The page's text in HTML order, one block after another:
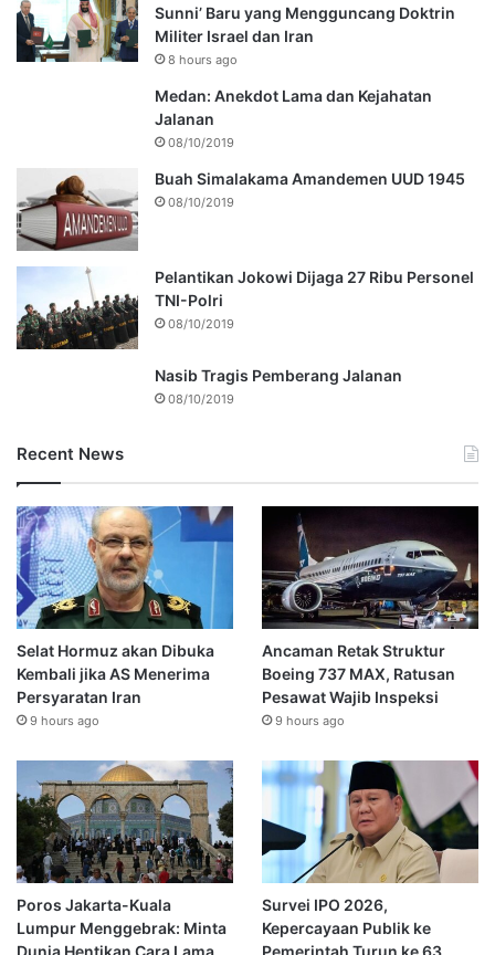
Sunni’ Baru yang Mengguncang Doktrin
Militer Israel dan Iran
8 hours ago
Medan: Anekdot Lama dan Kejahatan
Jalanan
08/10/2019
Buah Simalakama Amandemen UUD 1945
08/10/2019
Pelantikan Jokowi Dijaga 27 Ribu Personel
TNI-Polri
08/10/2019
Nasib Tragis Pemberang Jalanan
08/10/2019
Recent News
Selat Hormuz akan Dibuka
Kembali jika AS Menerima
Persyaratan Iran
9 hours ago
Ancaman Retak Struktur
Boeing 737 MAX, Ratusan
Pesawat Wajib Inspeksi
9 hours ago
Poros Jakarta-Kuala
Lumpur Menggebrak: Minta
Dunia Hentikan Cara Lama,
Survei IPO 2026,
Kepercayaan Publik ke
Pemerintah Turun ke 63